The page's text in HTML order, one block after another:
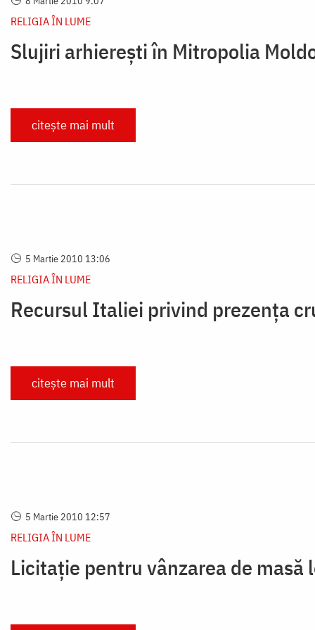
RELIGIA ÎN LUME
Slujiri arhierești în Mitropolia
citește mai mult
5 Martie 2010 13:06
RELIGIA ÎN LUME
Recursul Italiei privind prezența
citește mai mult
5 Martie 2010 12:57
RELIGIA ÎN LUME
Licitație pentru vânzarea de masă